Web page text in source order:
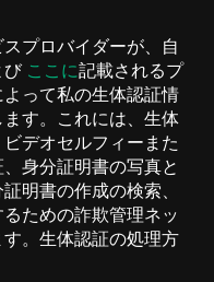
プロバイダーが、自
び ここに記載されるプ
って私の生体認証情
す。これには、生体
デオセルフィーまた
身分証明書の写真と
明書の作成の検索、
ための詐欺管理ネッ
。 生体認証の処理方